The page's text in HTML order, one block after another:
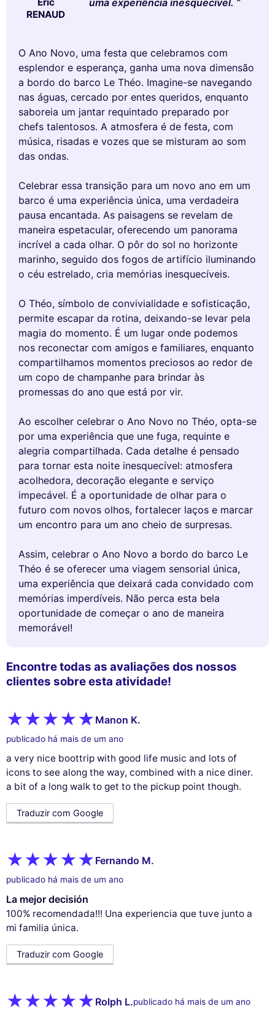
Encontre todas as avaliações dos nossos
clientes sobre esta atividade!
Manon K.
publicado há mais de um ano
a very nice boottrip with good life music and lots of
icons to see along the way, combined with a nice diner.
a bit of a long walk to get to the pickup point though.
Traduzir com Google
Fernando M.
publicado há mais de um ano
La mejor decisión
100% recomendada!!! Una experiencia que tuve junto a
mi familia única.
Traduzir com Google
Rolph L.publicado há mais de um ano
Eric
RENAUD
O Ano Novo, uma festa que celebramos com
esplendor e esperança, ganha uma nova dimensão
a bordo do barco Le Théo. Imagine-se navegando
nas águas, cercado por entes queridos, enquanto
saboreia um jantar requintado preparado por
chefs talentosos. A atmosfera é de festa, com
música, risadas e vozes que se misturam ao som
das ondas.
Celebrar essa transição para um novo ano em um
barco é uma experiência única, uma verdadeira
pausa encantada. As paisagens se revelam de
maneira espetacular, oferecendo um panorama
incrível a cada olhar. O pôr do sol no horizonte
marinho, seguido dos fogos de artifício iluminando
o céu estrelado, cria memórias inesquecíveis.
O Théo, símbolo de convivialidade e sofisticação,
permite escapar da rotina, deixando-se levar pela
magia do momento. É um lugar onde podemos
nos reconectar com amigos e familiares, enquanto
compartilhamos momentos preciosos ao redor de
um copo de champanhe para brindar às
promessas do ano que está por vir.
Ao escolher celebrar o Ano Novo no Théo, opta-se
por uma experiência que une fuga, requinte e
alegria compartilhada. Cada detalhe é pensado
para tornar esta noite inesquecível: atmosfera
acolhedora, decoração elegante e serviço
impecável. É a oportunidade de olhar para o
futuro com novos olhos, fortalecer laços e marcar
um encontro para um ano cheio de surpresas.
Assim, celebrar o Ano Novo a bordo do barco Le
Théo é se oferecer uma viagem sensorial única,
uma experiência que deixará cada convidado com
memórias imperdíveis. Não perca esta bela
oportunidade de começar o ano de maneira
memorável!